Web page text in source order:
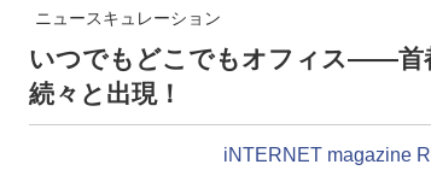
ニュースキュレーション
いつでもどこでもオフィス――首
続々と出現！
iNTERNET magazine